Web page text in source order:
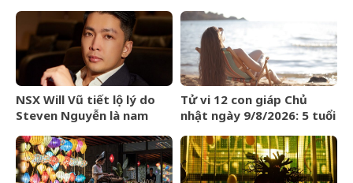
NSX Will Vũ tiết lộ lý do
Steven Nguyễn là nam
trụ “Chị chị em em”
Tử vi 12 con giáp Chủ
nhật ngày 9/8/2026: 5 tuổi